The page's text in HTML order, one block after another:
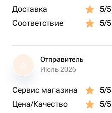
Доставка
5/5
Соответствие
5/5
О
Отправитель
Июль 2026
Сервис магазина 5/5
Цена/Качество
5/5